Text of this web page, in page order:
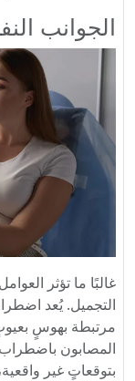
الجوانب
غالبًا ما تؤثر
مرتبطة بهوسٍ
المصابون
بتوقعاتٍ غير